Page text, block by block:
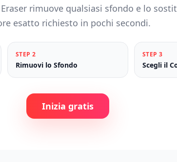
rimuove qualsiasi sfondo e lo
esatto richiesto in pochi secondi.
STEP 2
Rimuovi lo Sfondo
STEP 3
Scegli il
Inizia gratis